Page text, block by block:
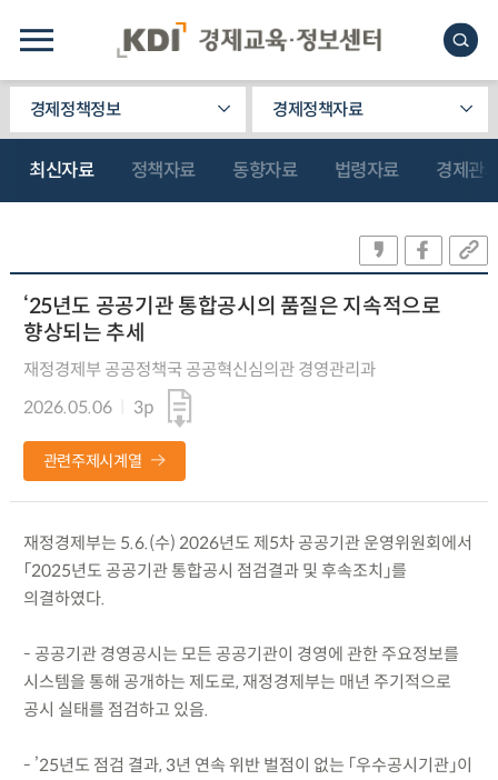
경제정책정보 경제정책자료
최신자료 정책자료 동향자료 법령자료 경제관
‘25년도 공공기관 통합공시의 품질은 지속적으로
향상되는 추세
재정경제부 공공정책국 공공혁신심의관 경영관리과
2026.05.06
3p
관련주제시계열
재정경제부는 5.6.(수) 2026년도 제5차 공공기관 운영위원회에서
「2025년도 공공기관 통합공시 점검결과 및 후속조치」를
의결하였다.
- 공공기관 경영공시는 모든 공공기관이 경영에 관한 주요정보를
시스템을 통해 공개하는 제도로, 재정경제부는 매년 주기적으로
공시 실태를 점검하고 있음.
- ’25년도 점검 결과, 3년 연속 위반 벌점이 없는 「우수공시기관」이